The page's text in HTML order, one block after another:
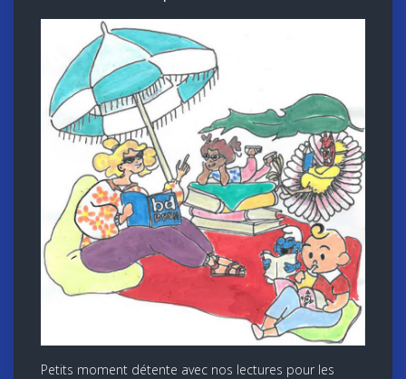
Petits moment détente avec nos lectures pour les